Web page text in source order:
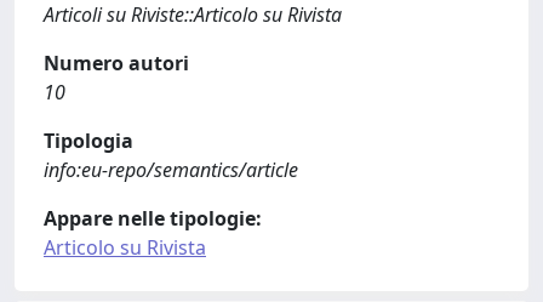
Articoli su Riviste::Articolo su Rivista
Numero autori
10
Tipologia
info:eu-repo/semantics/article
Appare nelle tipologie:
Articolo su Rivista